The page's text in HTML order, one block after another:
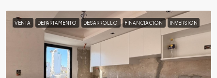
VENTA DEPARTAMENTO DESARROLLO FINANCIACION INVERSION